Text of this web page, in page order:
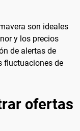
son ideales
y los precios
de alertas de
fluctuaciones de
ofertas